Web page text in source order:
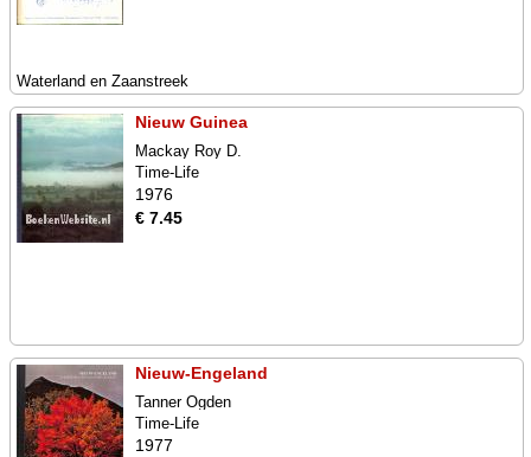
Waterland en Zaanstreek
Nieuw Guinea
Mackay Roy D.
Time-Life
1976
€ 7.45
Nieuw-Engeland
Tanner Ogden
Time-Life
1977